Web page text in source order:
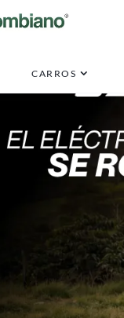
CARROS